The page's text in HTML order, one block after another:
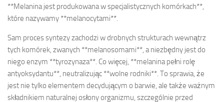
**Melanina jest produkowana w specjalistycznych komórkach**,
które nazywamy **melanocytami**.
Sam proces syntezy zachodzi w drobnych strukturach wewnątrz
tych komórek, zwanych **melanosomami**, a niezbędny jest do
niego enzym **tyrozynaza**. Co więcej, **melanina pełni rolę
antyoksydantu**, neutralizując **wolne rodniki**. To sprawia, że
jest nie tylko elementem decydującym o barwie, ale także ważnym
składnikiem naturalnej osłony organizmu, szczególnie przed